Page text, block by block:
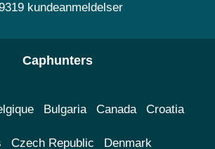
kundeanmeldelser
Caphunters
Bulgaria Canada Croatia
Czech Republic Denmark